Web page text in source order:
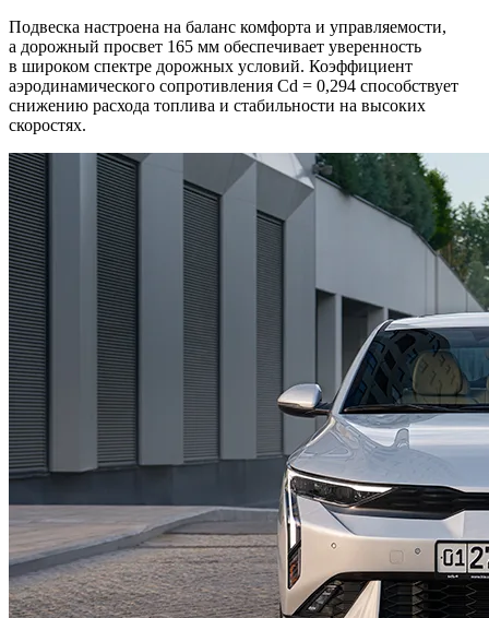
Подвеска настроена на баланс комфорта и управляемости,
а дорожный просвет 165 мм обеспечивает уверенность
в широком спектре дорожных условий. Коэффициент
аэродинамического сопротивления Cd = 0,294 способствует
снижению расхода топлива и стабильности на высоких
скоростях.